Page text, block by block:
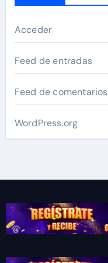
Acceder
Feed de entradas
Feed de comentarios
WordPress.org